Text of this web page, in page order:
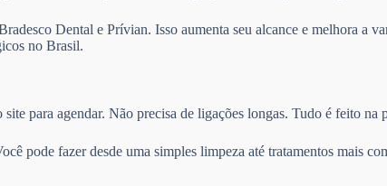
Dental e Prívian. Isso aumenta seu alcance e melhora a
no Brasil.
para agendar. Não precisa de ligações longas. Tudo é feito na
pode fazer desde uma simples limpeza até tratamentos mais